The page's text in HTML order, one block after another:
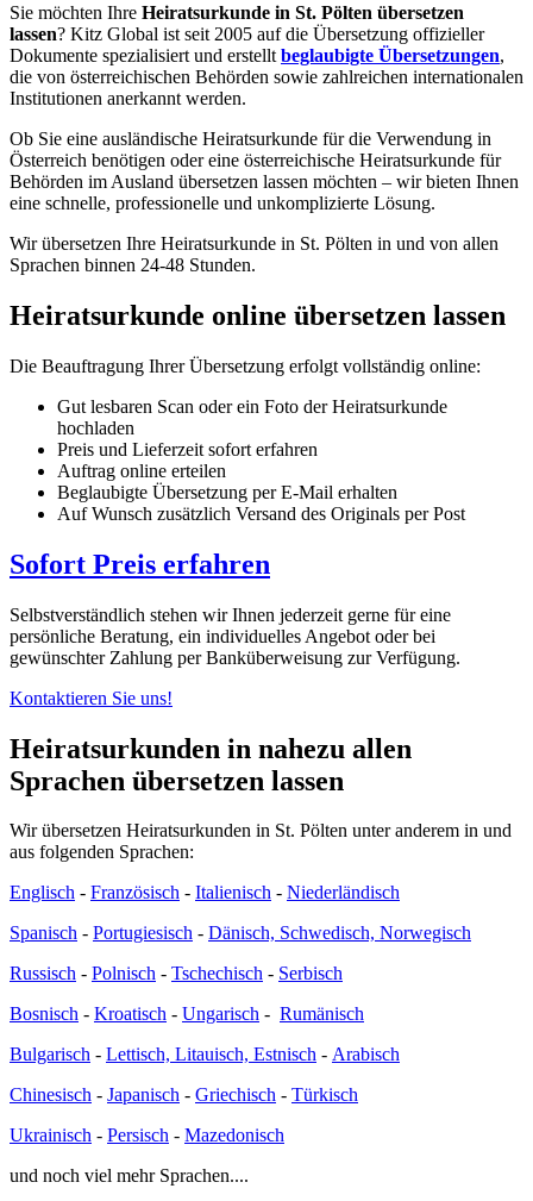
Sie möchten Ihre Heiratsurkunde in St. Pölten übersetzen
lassen? Kitz Global ist seit 2005 auf die Übersetzung offizieller
Dokumente spezialisiert und erstellt beglaubigte Übersetzungen,
die von österreichischen Behörden sowie zahlreichen internationalen
Institutionen anerkannt werden.
Ob Sie eine ausländische Heiratsurkunde für die Verwendung in
Österreich benötigen oder eine österreichische Heiratsurkunde für
Behörden im Ausland übersetzen lassen möchten – wir bieten Ihnen
eine schnelle, professionelle und unkomplizierte Lösung.
Wir übersetzen Ihre Heiratsurkunde in St. Pölten in und von allen
Sprachen binnen 24-48 Stunden.
Heiratsurkunde online übersetzen lassen
Die Beauftragung Ihrer Übersetzung erfolgt vollständig online:
Gut lesbaren Scan oder ein Foto der Heiratsurkunde
hochladen
Preis und Lieferzeit sofort erfahren
Auftrag online erteilen
Beglaubigte Übersetzung per E-Mail erhalten
Auf Wunsch zusätzlich Versand des Originals per Post
Sofort Preis erfahren
Selbstverständlich stehen wir Ihnen jederzeit gerne für eine
persönliche Beratung, ein individuelles Angebot oder bei
gewünschter Zahlung per Banküberweisung zur Verfügung.
Kontaktieren Sie uns!
Heiratsurkunden in nahezu allen
Sprachen übersetzen lassen
Wir übersetzen Heiratsurkunden in St. Pölten unter anderem in und
aus folgenden Sprachen:
Englisch - Französisch - Italienisch - Niederländisch
Spanisch - Portugiesisch - Dänisch, Schwedisch, Norwegisch
Russisch - Polnisch - Tschechisch - Serbisch
Bosnisch - Kroatisch - Ungarisch - Rumänisch
Bulgarisch - Lettisch, Litauisch, Estnisch - Arabisch
Chinesisch - Japanisch - Griechisch - Türkisch
Ukrainisch - Persisch - Mazedonisch
und noch viel mehr Sprachen....